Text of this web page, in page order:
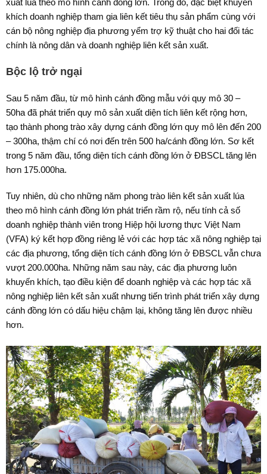
xuất lúa theo mô hình cánh đồng lớn. Trong đó, đặc biệt khuyến
khích doanh nghiệp tham gia liên kết tiêu thụ sản phẩm cùng với
cán bộ nông nghiệp địa phương yểm trợ kỹ thuật cho hai đối tác
chính là nông dân và doanh nghiệp liên kết sản xuất.
Bộc lộ trở ngại
Sau 5 năm đầu, từ mô hình cánh đồng mẫu với quy mô 30 –
50ha đã phát triển quy mô sản xuất diện tích liên kết rộng hơn,
tạo thành phong trào xây dựng cánh đồng lớn quy mô lên đến 200
– 300ha, thậm chí có nơi đến trên 500 ha/cánh đồng lớn. Sơ kết
trong 5 năm đầu, tổng diện tích cánh đồng lớn ở ĐBSCL tăng lên
hơn 175.000ha.
Tuy nhiên, dù cho những năm phong trào liên kết sản xuất lúa
theo mô hình cánh đồng lớn phát triển rầm rộ, nếu tính cả số
doanh nghiệp thành viên trong Hiệp hội lương thực Việt Nam
(VFA) ký kết hợp đồng riêng lẻ với các hợp tác xã nông nghiệp tại
các địa phương, tổng diện tích cánh đồng lớn ở ĐBSCL vẫn chưa
vượt 200.000ha. Những năm sau này, các địa phương luôn
khuyến khích, tạo điều kiện để doanh nghiệp và các hợp tác xã
nông nghiệp liên kết sản xuất nhưng tiến trình phát triển xây dựng
cánh đồng lớn có dấu hiệu chậm lại, không tăng lên được nhiều
hơn.